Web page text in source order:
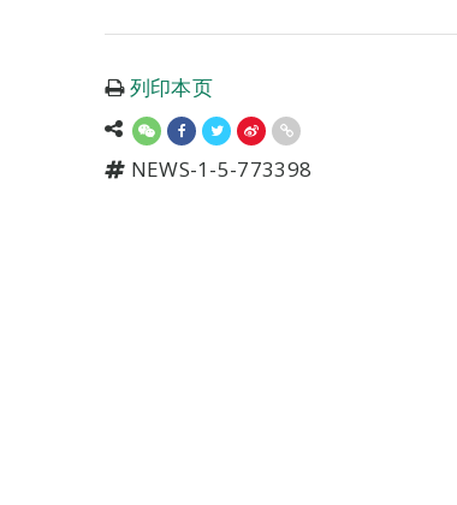
列印本页
NEWS-1-5-773398